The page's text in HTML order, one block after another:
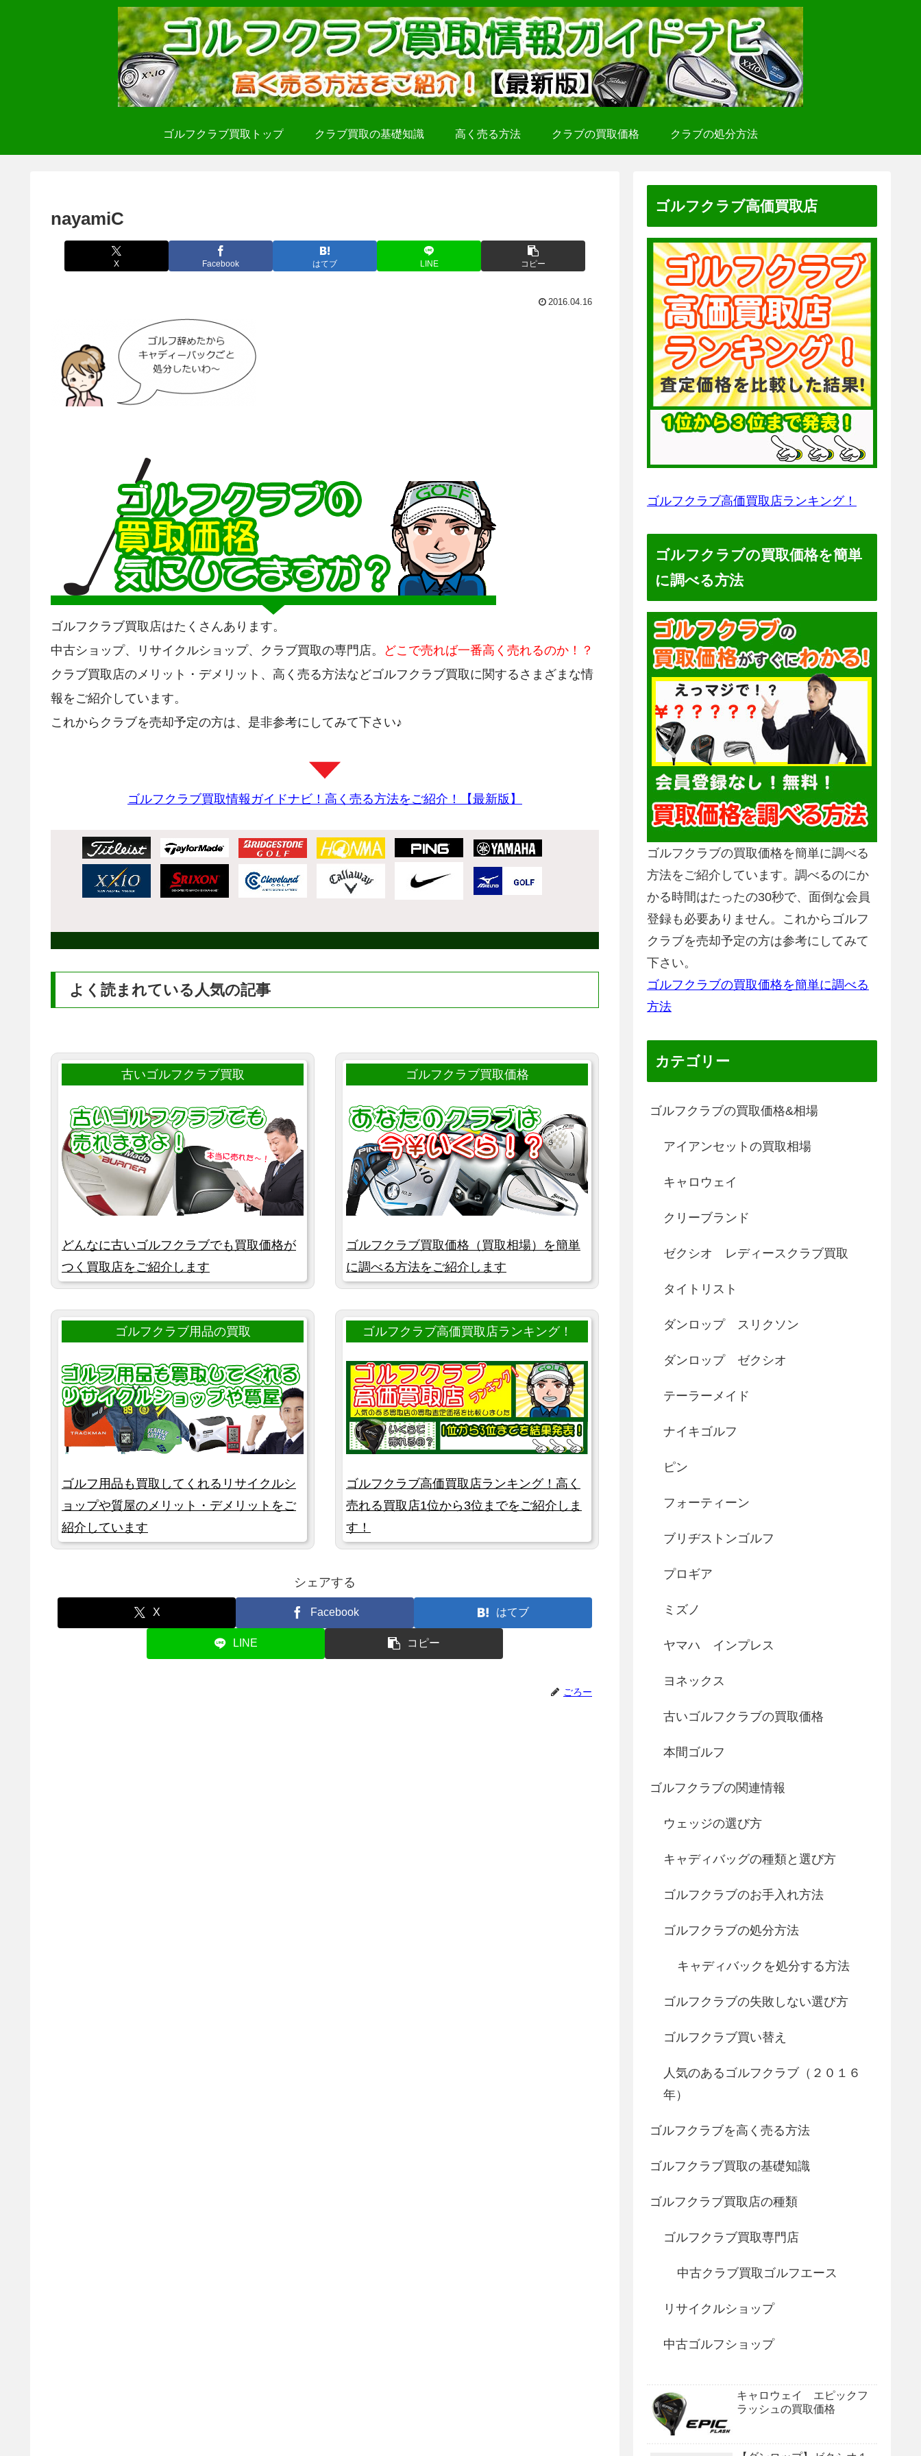
ゴルフクラブ買取トップ クラブ買取の基礎知識 高く売る方法 クラブの買取価格 クラブの処分方法
nayamiC
X Facebook はてブ LINE コピー
2016.04.16
ゴルフクラブ買取店はたくさんあります。
中古ショップ、リサイクルショップ、クラブ買取の専門店。 どこで売れば一番高く売れるのか！？
クラブ買取店のメリット・デメリット、高く売る方法などゴルフクラブ買取に関するさまざまな情
報をご紹介しています。
これからクラブを売却予定の方は、是非参考にしてみて下さい♪
ゴルフクラブ買取情報ガイドナビ！高く売る方法をご紹介！【最新版】
よく読まれている人気の記事
古いゴルフクラブ買取
どんなに古いゴルフクラブでも買取価格が
つく買取店をご紹介します
ゴルフクラブ買取価格
ゴルフクラブ買取価格（買取相場）を簡単
に調べる方法をご紹介します
ゴルフクラブ用品の買取
ゴルフ用品も買取してくれるリサイクルシ
ョップや質屋のメリット・デメリットをご
紹介しています
ゴルフクラブ高価買取店ランキング！
ゴルフクラブ高価買取店ランキング！高く
売れる買取店1位から3位までをご紹介しま
す！
シェアする
X Facebook はてブ
LINE コピー
ごろー
ゴルフクラブ高価買取店
ゴルフクラブ高価買取店ランキング！
ゴルフクラブの買取価格を簡単
に調べる方法
ゴルフクラブの買取価格を簡単に調べる
方法をご紹介しています。調べるのにか
かる時間はたったの30秒で、面倒な会員
登録も必要ありません。これからゴルフ
クラブを売却予定の方は参考にしてみて
下さい。
ゴルフクラブの買取価格を簡単に調べる
方法
カテゴリー
ゴルフクラブの買取価格&相場
アイアンセットの買取相場
キャロウェイ
クリーブランド
ゼクシオ レディースクラブ買取
タイトリスト
ダンロップ スリクソン
ダンロップ ゼクシオ
テーラーメイド
ナイキゴルフ
ピン
フォーティーン
ブリヂストンゴルフ
プロギア
ミズノ
ヤマハ インプレス
ヨネックス
古いゴルフクラブの買取価格
本間ゴルフ
ゴルフクラブの関連情報
ウェッジの選び方
キャディバッグの種類と選び方
ゴルフクラブのお手入れ方法
ゴルフクラブの処分方法
キャディバックを処分する方法
ゴルフクラブの失敗しない選び方
ゴルフクラブ買い替え
人気のあるゴルフクラブ（２０１６
年）
ゴルフクラブを高く売る方法
ゴルフクラブ買取の基礎知識
ゴルフクラブ買取店の種類
ゴルフクラブ買取専門店
中古クラブ買取ゴルフエース
リサイクルショップ
中古ゴルフショップ
キャロウェイ エピックフ
ラッシュの買取価格